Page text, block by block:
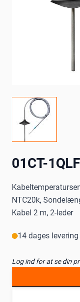
01CT-1QLF
NTC20k,
Kabel 2 m, 2-leder
14 dages levering
Log ind for at se din